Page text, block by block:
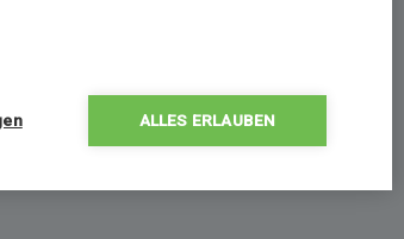
ALLES ERLAUBEN